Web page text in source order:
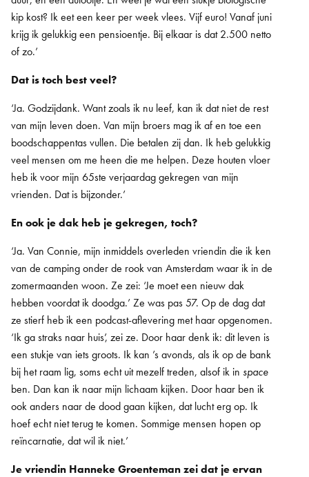
kip kost? Ik eet een keer per week vlees. Vijf euro! Vanaf juni
krijg ik gelukkig een pensioentje. Bij elkaar is dat 2.500 netto
of zo.’
Dat is toch best veel?
‘Ja. Godzijdank. Want zoals ik nu leef, kan ik dat niet de rest
van mijn leven doen. Van mijn broers mag ik af en toe een
boodschappentas vullen. Die betalen zij dan. Ik heb gelukkig
veel mensen om me heen die me helpen. Deze houten vloer
heb ik voor mijn 65ste verjaardag gekregen van mijn
vrienden. Dat is bijzonder.’
En ook je dak heb je gekregen, toch?
‘Ja. Van Connie, mijn inmiddels overleden vriendin die ik ken
van de camping onder de rook van Amsterdam waar ik in de
zomermaanden woon. Ze zei: ‘Je moet een nieuw dak
hebben voordat ik doodga.’ Ze was pas 57. Op de dag dat
ze stierf heb ik een podcast-aflevering met haar opgenomen.
‘Ik ga straks naar huis’, zei ze. Door haar denk ik: dit leven is
een stukje van iets groots. Ik kan ’s avonds, als ik op de bank
bij het raam lig, soms echt uit mezelf treden, alsof ik in space
ben. Dan kan ik naar mijn lichaam kijken. Door haar ben ik
ook anders naar de dood gaan kijken, dat lucht erg op. Ik
hoef echt niet terug te komen. Sommige mensen hopen op
reïncarnatie, dat wil ik niet.’
Je vriendin Hanneke Groenteman zei dat je ervan